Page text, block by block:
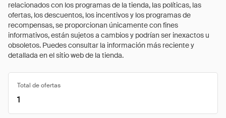
relacionados con los programas de la tienda, las políticas, las
ofertas, los descuentos, los incentivos y los programas de
recompensas, se proporcionan únicamente con fines
informativos, están sujetos a cambios y podrían ser inexactos u
obsoletos. Puedes consultar la información más reciente y
detallada en el sitio web de la tienda.
Total de ofertas
1